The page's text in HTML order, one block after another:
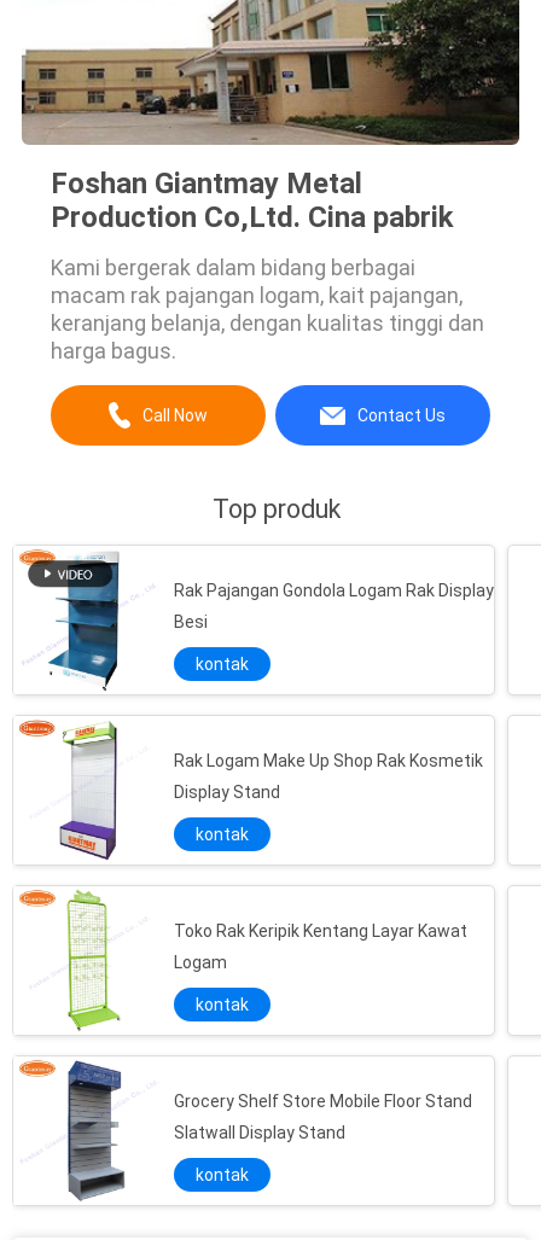
Foshan Giantmay Metal
Production Co,Ltd. Cina pabrik
Kami bergerak dalam bidang berbagai
macam rak pajangan logam, kait pajangan,
keranjang belanja, dengan kualitas tinggi dan
harga bagus.
Call Now Contact Us
Top produk
Rak Pajangan Gondola Logam Rak Display
Besi
kontak
Rak Logam Make Up Shop Rak Kosmetik
Display Stand
kontak
Toko Rak Keripik Kentang Layar Kawat
Logam
kontak
Grocery Shelf Store Mobile Floor Stand
Slatwall Display Stand
kontak